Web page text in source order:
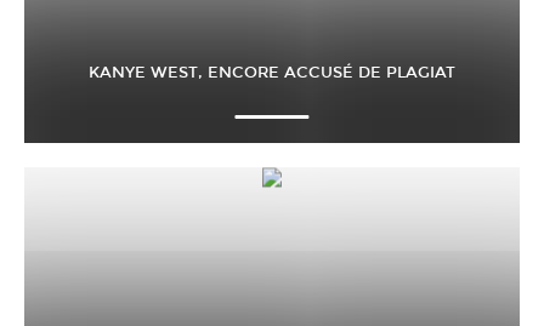
KANYE WEST, ENCORE ACCUSÉ DE PLAGIAT